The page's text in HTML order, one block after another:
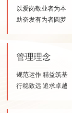
以爱岗敬业者为本
助奋发有为者圆梦
管理理念
规范运作 精益筑基
行稳致远 追求卓越